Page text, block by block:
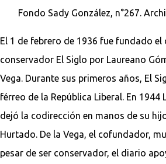
Fondo Sady González, n°267.
El 1 de febrero de 1936 fue fundado el
conservador El Siglo por Laureano
Vega. Durante sus primeros años, El
férreo de la República Liberal. En 1944
dejó la codirección en manos de su
Hurtado. De la Vega, el cofundador,
pesar de ser conservador, el diario